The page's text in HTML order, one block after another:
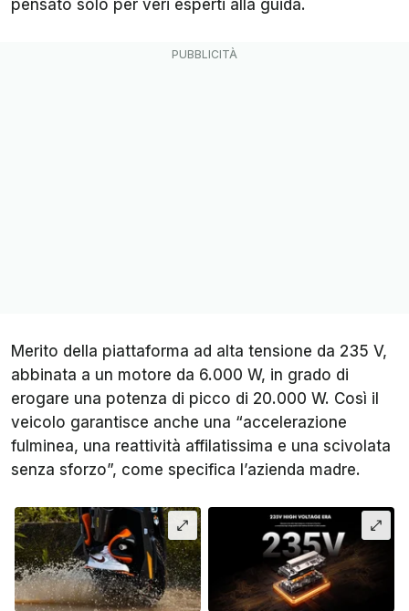
pensato solo per veri esperti alla guida.
Merito della piattaforma ad alta tensione da 235 V,
abbinata a un motore da 6.000 W, in grado di
erogare una potenza di picco di 20.000 W. Così il
veicolo garantisce anche una “accelerazione
fulminea, una reattività affilatissima e una scivolata
senza sforzo”, come specifica l’azienda madre.